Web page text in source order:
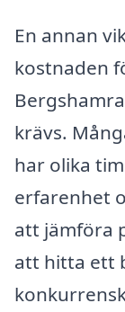
En annan
kostnaden
krävs.
har olika
erfarenhet
att jämföra
att hitta ett